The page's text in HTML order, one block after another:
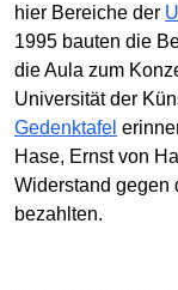
hier Bereiche der
1995 bauten die
die Aula zum
Universität der
Gedenktafel
Hase, Ernst von
Widerstand gegen
bezahlten.